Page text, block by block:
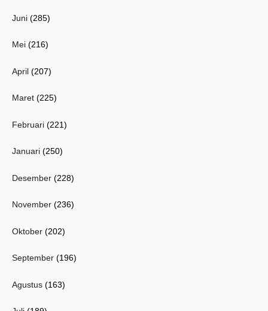
Juni (285)
Mei (216)
April (207)
Maret (225)
Februari (221)
Januari (250)
Desember (228)
November (236)
Oktober (202)
September (196)
Agustus (163)